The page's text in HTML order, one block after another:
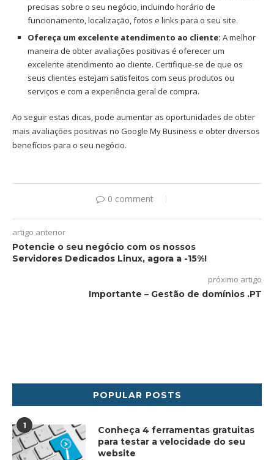
precisas sobre o seu negócio, incluindo horário de
funcionamento, localização, fotos e links para o seu site.
Ofereça um excelente atendimento ao cliente: A melhor
maneira de obter avaliações positivas é oferecer um
excelente atendimento ao cliente. Certifique-se de que os
seus clientes estejam satisfeitos com seus produtos ou
serviços e com a experiência geral de compra.
Ao seguir estas dicas, pode aumentar as oportunidades de obter
mais avaliações positivas no Google My Business e obter diversos
benefícios para o seu negócio.
0 comment
artigo anterior
Potencie o seu negócio com os nossos
Servidores Dedicados Linux, agora a -15%!
próximo artigo
Importante – Gestão de domínios .PT
POPULAR POSTS
1
Conheça 4 ferramentas gratuitas
para testar a velocidade do seu
website